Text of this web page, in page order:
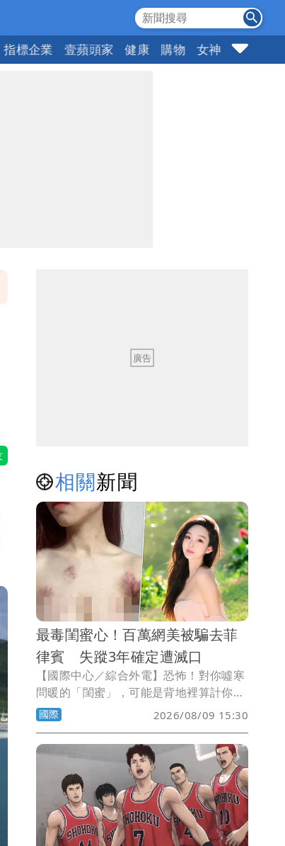
指標企業 壹蘋頭家 健康 購物 女神 10點強打
相關新聞
最毒閨蜜心！百萬網美被騙去菲
律賓 失蹤3年確定遭滅口
【國際中心／綜合外電】恐怖！對你噓寒
問暖的「閨蜜」，可能是背地裡算計你的
惡毒女。中國百萬網紅「雅典娜」（孔麗
梅），3年前應閨蜜之邀，同遊菲律賓馬
尼拉。誰知，閨蜜臨時取消機票，雅典娜
一下機就被中國黑幫控制，閨蜜同夥取得
人民幣500萬（約新台幣2390萬元）贖款
卻沒放了雅典娜。家屬經過3年煎熬，中
國警方日前證實，雅典娜早就被滅口了。
國際 2026/08/09 15:30